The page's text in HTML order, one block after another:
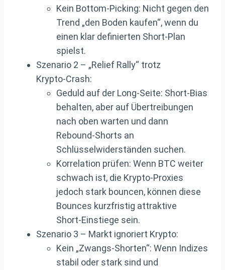
Kein Bottom‑Picking: Nicht gegen den
Trend „den Boden kaufen“, wenn du
einen klar definierten Short‑Plan
spielst.
Szenario 2 – „Relief Rally“ trotz
Krypto‑Crash:
Geduld auf der Long‑Seite: Short‑Bias
behalten, aber auf Übertreibungen
nach oben warten und dann
Rebound‑Shorts an
Schlüsselwiderständen suchen.
Korrelation prüfen: Wenn BTC weiter
schwach ist, die Krypto‑Proxies
jedoch stark bouncen, können diese
Bounces kurzfristig attraktive
Short‑Einstiege sein.
Szenario 3 – Markt ignoriert Krypto:
Kein „Zwangs‑Shorten“: Wenn Indizes
stabil oder stark sind und